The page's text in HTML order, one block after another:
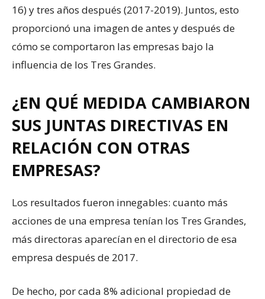
16) y tres años después (2017-2019). Juntos, esto
proporcionó una imagen de antes y después de
cómo se comportaron las empresas bajo la
influencia de los Tres Grandes.
¿EN QUÉ MEDIDA CAMBIARON
SUS JUNTAS DIRECTIVAS EN
RELACIÓN CON OTRAS
EMPRESAS?
Los resultados fueron innegables: cuanto más
acciones de una empresa tenían los Tres Grandes,
más directoras aparecían en el directorio de esa
empresa después de 2017.
De hecho, por cada 8% adicional propiedad de